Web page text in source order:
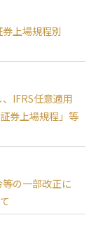
上場規程別
IFRS任意適用
券上場規程」等
の一部改正に